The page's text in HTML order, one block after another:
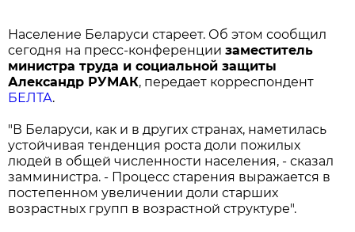
Население Беларуси стареет. Об этом сообщил
сегодня на пресс-конференциизаместитель
министра труда и социальной защиты
Александр РУМАК, передает корреспондент
БЕЛТА.
"В Беларуси, как и в других странах, наметилась
устойчивая тенденция роста доли пожилых
людей в общей численности населения, - сказал
замминистра. - Процесс старения выражается в
постепенном увеличении доли старших
возрастных групп в возрастной структуре".